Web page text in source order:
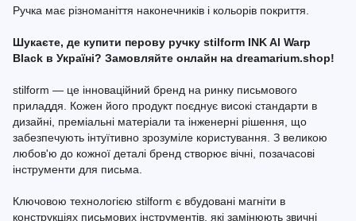
Ручка має різноманіття наконечників і кольорів покриття.
Шукаєте, де купити перову ручку stilform INK Al Warp
Black в Україні? Замовляйте онлайн на dreamarium.shop!
stilform — це інноваційний бренд на ринку письмового
приладдя. Кожен його продукт поєднує високі стандарти в
дизайні, преміальні матеріали та інженерні рішення, що
забезпечують інтуїтивно зрозуміле користування. З великою
любов'ю до кожної деталі бренд створює вічні, позачасові
інструменти для письма.
Ключовою технологією stilform є вбудовані магніти в
конструкціях письмових інструментів, які замінюють звичні